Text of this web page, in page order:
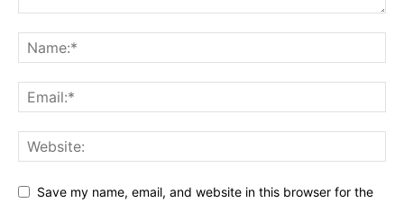
Save my name, email, and website in this browser for the